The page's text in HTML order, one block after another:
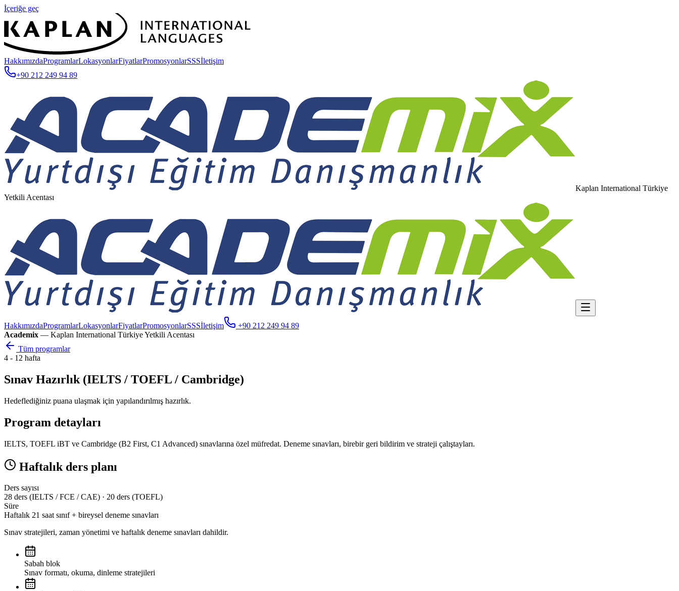
İçeriğe geç
HakkımızdaProgramlarLokasyonlarFiyatlarPromosyonlarSSSİletişim
+90 212 249 94 89
Kaplan International Türkiye
Yetkili Acentası
HakkımızdaProgramlarLokasyonlarFiyatlarPromosyonlarSSSİletişim
+90 212 249 94 89
Academix — Kaplan International Türkiye Yetkili Acentası
Tüm programlar
4 - 12 hafta
Sınav Hazırlık (IELTS / TOEFL / Cambridge)
Hedeflediğiniz puana ulaşmak için yapılandırılmış hazırlık.
Program detayları
IELTS, TOEFL iBT ve Cambridge (B2 First, C1 Advanced) sınavlarına özel müfredat. Deneme sınavları, birebir geri bildirim ve strateji çalıştayları.
Haftalık ders planı
Ders sayısı
28 ders (IELTS / FCE / CAE) · 20 ders (TOEFL)
Süre
Haftalık 21 saat sınıf + bireysel deneme sınavları
Sınav stratejileri, zaman yönetimi ve haftalık deneme sınavları dahildir.
Sabah blok
Sınav formatı, okuma, dinleme stratejileri